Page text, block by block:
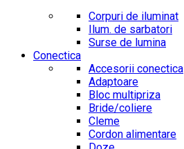
Corpuri de iluminat
Ilum. de sarbatori
Surse de lumina
Conectica
Accesorii conectica
Adaptoare
Bloc multipriza
Bride/coliere
Cleme
Cordon alimentare